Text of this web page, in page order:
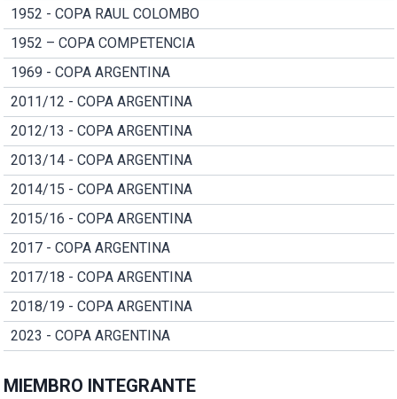
1952 - COPA RAUL COLOMBO
1952 – COPA COMPETENCIA
1969 - COPA ARGENTINA
2011/12 - COPA ARGENTINA
2012/13 - COPA ARGENTINA
2013/14 - COPA ARGENTINA
2014/15 - COPA ARGENTINA
2015/16 - COPA ARGENTINA
2017 - COPA ARGENTINA
2017/18 - COPA ARGENTINA
2018/19 - COPA ARGENTINA
2023 - COPA ARGENTINA
MIEMBRO INTEGRANTE